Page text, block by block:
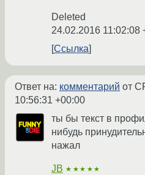
Deleted
24.02.2016 11:02:08
Ссылка
Ответ на: комментарий от
10:56:31 +00:00
ты бы текст в
нибудь
нажал
JB ★★★★★